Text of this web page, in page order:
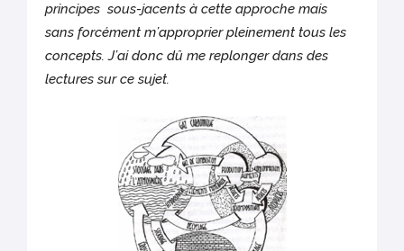
principes sous-jacents à cette approche mais
sans forcément m’approprier pleinement tous les
concepts. J’ai donc dû me replonger dans des
lectures sur ce sujet.